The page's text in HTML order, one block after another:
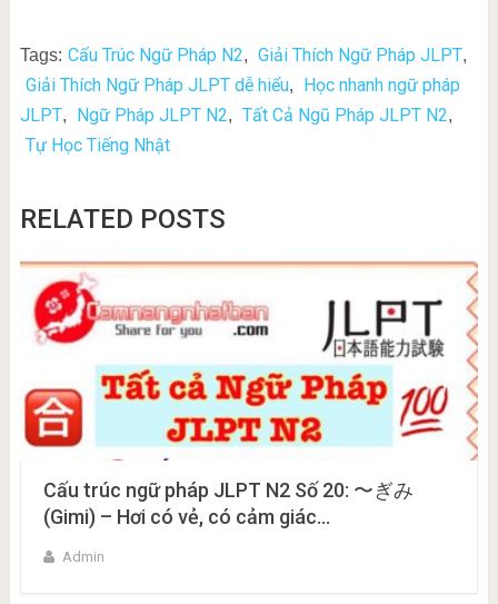
Tags: Cấu Trúc Ngữ Pháp N2, Giải Thích Ngữ Pháp JLPT,
Giải Thích Ngữ Pháp JLPT dễ hiểu,
Học nhanh ngữ pháp
JLPT, Ngữ Pháp JLPT N2, Tất Cả Ngũ Pháp JLPT N2,
Tự Học Tiếng Nhật
RELATED POSTS
Cấu trúc ngữ pháp JLPT N2 Số 20: 〜ぎみ
(Gimi) – Hơi có vẻ, có cảm giác…
Admin